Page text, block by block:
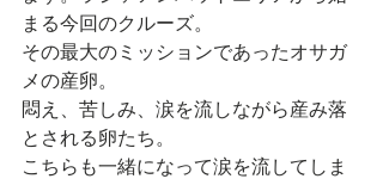
まる今回のクルーズ。
その最大のミッションであったオサガ
メの産卵。
悶え、苦しみ、涙を流しながら産み落
とされる卵たち。
こちらも一緒になって涙を流してしま